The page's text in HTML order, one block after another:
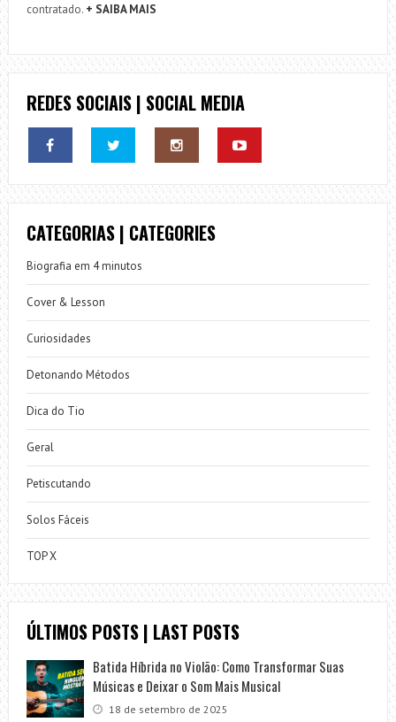
contratado. + SAIBA MAIS
REDES SOCIAIS | SOCIAL MEDIA
CATEGORIAS | CATEGORIES
Biografia em 4 minutos
Cover & Lesson
Curiosidades
Detonando Métodos
Dica do Tio
Geral
Petiscutando
Solos Fáceis
TOP X
ÚLTIMOS POSTS | LAST POSTS
Batida Híbrida no Violão: Como Transformar Suas
Músicas e Deixar o Som Mais Musical
18 de setembro de 2025